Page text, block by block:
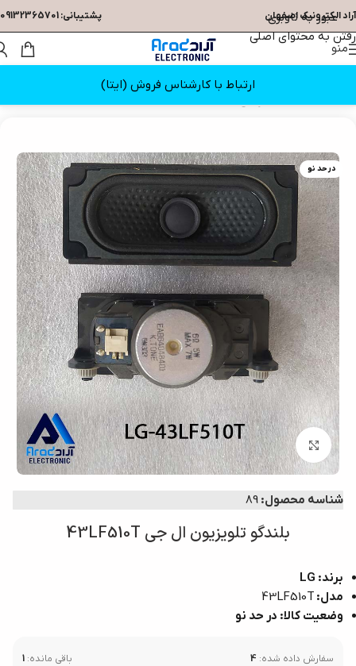
عبور به ناوبری
رفتن به محتوای اصلی
آراد الکترونیک اصفهان پشتیبانی: 09132365701
منو
ارتباط با کارشناس فروش (ایتا)
در حد نو
بزرگنمایی تصویر
شناسه محصول: 89
بلندگو تلویزیون ال جی 43LF510T
برند: LG
مدل: 43LF510T
وضعیت کالا: در حد نو
سفارش داده شده: 4 باقی مانده: 1